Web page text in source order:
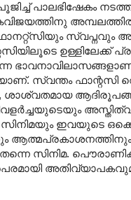
പാലഭിഷേകം
സ്വപ്നവും
ഉള്ളിലേക്ക്
സ്വന്തം
സിനിമയും ഇവയുടെ
സിനിമ.